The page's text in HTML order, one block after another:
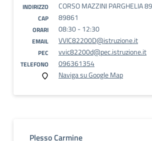
INDIRIZZO CORSO MAZZINI PARGHELIA
CAP 89861
ORARI 08:30 - 12:30
EMAIL VVIC82200D@istruzione.it
PEC vvic82200d@pec.istruzione.it
TELEFONO
096361354
Naviga su Google Map
Plesso Carmine